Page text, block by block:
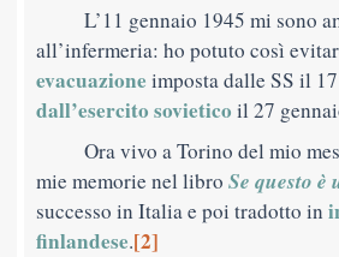
L’11 gennaio 1945 mi sono
all’infermeria: ho potuto così
evacuazione imposta dalle SS il
dall’esercito sovietico il 27
Ora vivo a Torino del mio
mie memorie nel libro Se questo è
successo in Italia e poi tradotto in
finlandese.[2]